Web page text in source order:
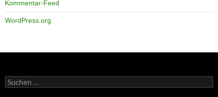
Kommentar-Feed
WordPress.org
Suchen
nach: